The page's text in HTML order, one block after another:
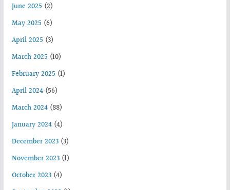
June 2025 (2)
May 2025 (6)
April 2025 (3)
March 2025 (10)
February 2025 (1)
April 2024(56)
March 2024(88)
January 2024(4)
December 2023(3)
November 2023(1)
October 2023(4)